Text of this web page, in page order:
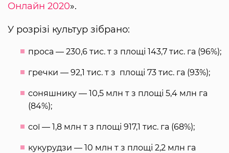
Онлайн 2020».
У розрізі культур зібрано:
проса — 230,6 тис. т з площі 143,7 тис. га (96%);
гречки — 92,1 тис. т з площі 73 тис. га (93%);
соняшнику — 10,5 млн т з площі 5,4 млн га
(84%);
сої — 1,8 млн т з площі 917,1 тис. га (68%);
кукурудзи — 10 млн т з площі 2,2 млн га